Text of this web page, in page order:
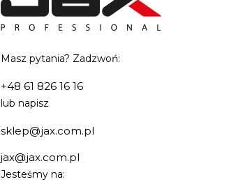
Masz pytania? Zadzwoń:
+48 61 826 16 16
lub napisz
sklep@jax.com.pl
jax@jax.com.pl
Jesteśmy na: